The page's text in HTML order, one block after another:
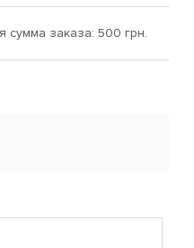
сумма заказа: 500 грн.